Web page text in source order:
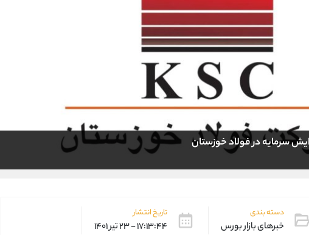
سرمایه در فولاد خوزستان
دسته بندی
خبرهای بازار بورس
تاریخ انتشار
۱۷:۱۳:۴۴ - ۲۳ تیر ۱۴۰۱